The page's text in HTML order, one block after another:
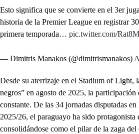
Esto significa que se convierte en el 3er
historia de la Premier League en registrar
primera temporada… pic.twitter.com/
— Dimitris Manakos (@dimitrismanakos)
Desde su aterrizaje en el Stadium of Light,
negros” en agosto de 2025, la participación
constante. De las 34 jornadas disputadas
2025/26, el paraguayo ha sido protagonista
consolidándose como el pilar de la zaga del